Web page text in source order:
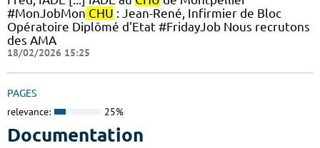
#MonJobMon CHU : Jean-René, Infirmier de Bloc
Opératoire Diplômé d'Etat #FridayJob Nous recrutons
des AMA
18/02/2026 15:25
PAGES
relevance: 25%
Documentation